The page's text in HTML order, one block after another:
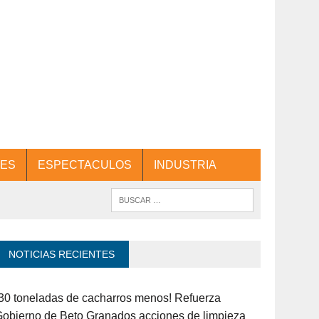
ESPECTACULOS INDUSTRIA
NOTICIAS RECIENTES
toneladas de cacharros menos! Refuerza
de Beto Granados acciones de limpieza